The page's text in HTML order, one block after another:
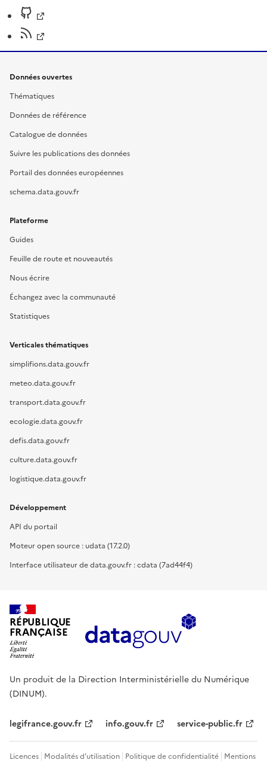
Données ouvertes
Thématiques
Données de référence
Catalogue de données
Suivre les publications des données
Portail des données européennes
schema.data.gouv.fr
Plateforme
Guides
Feuille de route et nouveautés
Nous écrire
Échangez avec la communauté
Statistiques
Verticales thématiques
simplifions.data.gouv.fr
meteo.data.gouv.fr
transport.data.gouv.fr
ecologie.data.gouv.fr
defis.data.gouv.fr
culture.data.gouv.fr
logistique.data.gouv.fr
Développement
API du portail
Moteur open source : udata (17.2.0)
Interface utilisateur de data.gouv.fr : cdata (7ad44f4)
RÉPUBLIQUE
FRANÇAISE
Un produit de la Direction Interministérielle du Numérique
(DINUM).
legifrance.gouv.fr info.gouv.fr service-public.fr
Licences Modalités d'utilisation Politique de confidentialité Mentions